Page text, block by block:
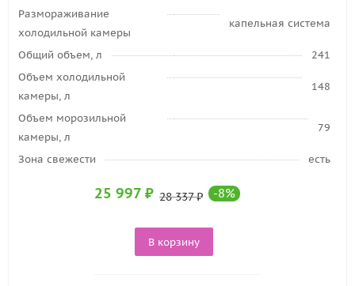
Размораживание
холодильной камеры
капельная система
Общий объем, л
241
Объем холодильной
камеры, л
148
Объем морозильной
камеры, л
79
Зона свежести есть
25 997 ₽ 28 337₽ -8%
В корзину